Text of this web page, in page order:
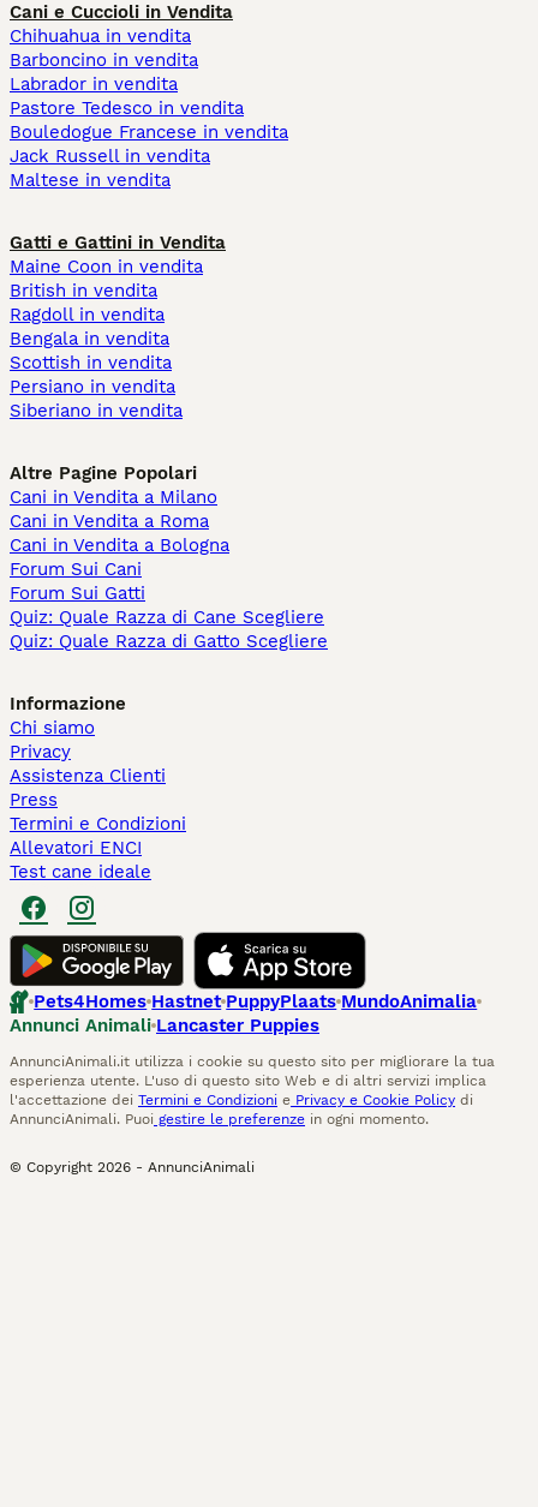
Cani e Cuccioli in Vendita
Chihuahua in vendita
Barboncino in vendita
Labrador in vendita
Pastore Tedesco in vendita
Bouledogue Francese in vendita
Jack Russell in vendita
Maltese in vendita
Gatti e Gattini in Vendita
Maine Coon in vendita
British in vendita
Ragdoll in vendita
Bengala in vendita
Scottish in vendita
Persiano in vendita
Siberiano in vendita
Altre Pagine Popolari
Cani in Vendita a Milano
Cani in Vendita a Roma
Cani in Vendita a Bologna
Forum Sui Cani
Forum Sui Gatti
Quiz: Quale Razza di Cane Scegliere
Quiz: Quale Razza di Gatto Scegliere
Informazione
Chi siamo
Privacy
Assistenza Clienti
Press
Termini e Condizioni
Allevatori ENCI
Test cane ideale
Pets4Homes Hastnet PuppyPlaats MundoAnimalia
Annunci Animali Lancaster Puppies
AnnunciAnimali.it utilizza i cookie su questo sito per migliorare la tua
esperienza utente. L'uso di questo sito Web e di altri servizi implica
l'accettazione dei Termini e Condizioni e Privacy e Cookie Policy di
AnnunciAnimali. Puoi gestire le preferenze in ogni momento.
© Copyright 2026 - AnnunciAnimali